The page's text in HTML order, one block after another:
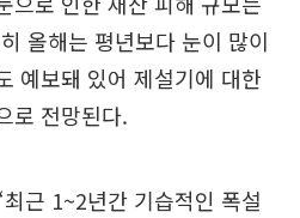
올해는 평년보다 눈이 많이
예보돼 있어 제설기에 대한
로 전망된다.
근 1~2년간 기습적인 폭설